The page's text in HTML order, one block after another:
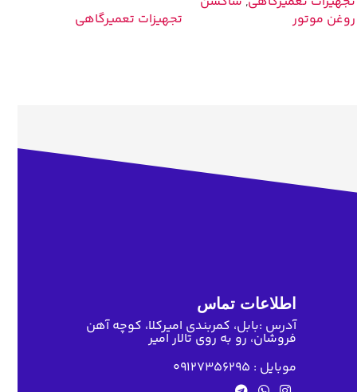
روغن موتور
تجهیزات تعمیرگاهی
اطلاعات تماس
آدرس :بابل، کمربندی امیرکلا، کوچه آهن
فروشان، رو به روی تالار امیر
موبایل : 09127356295